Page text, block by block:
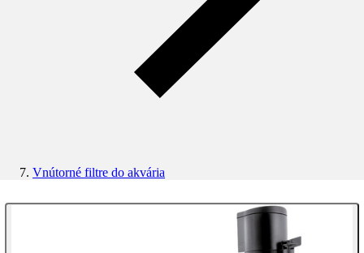
Vnútorné filtre do akvária